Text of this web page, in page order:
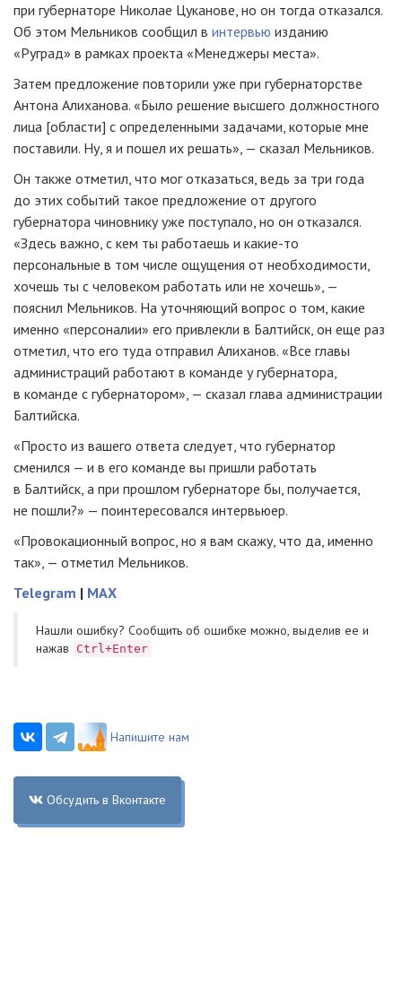
при губернаторе Николае Цуканове, но он тогда отказался.
Об этом Мельников сообщил в интервью изданию
«Руград» в рамках проекта «Менеджеры места».
Затем предложение повторили уже при губернаторстве
Антона Алиханова. «Было решение высшего должностного
лица [области] с определенными задачами, которые мне
поставили. Ну, я и пошел их решать», — сказал Мельников.
Он также отметил, что мог отказаться, ведь за три года
до этих событий такое предложение от другого
губернатора чиновнику уже поступало, но он отказался.
«Здесь важно, с кем ты работаешь и какие-то
персональные в том числе ощущения от необходимости,
хочешь ты с человеком работать или не хочешь», —
пояснил Мельников. На уточняющий вопрос о том, какие
именно «персоналии» его привлекли в Балтийск, он еще раз
отметил, что его туда отправил Алиханов. «Все главы
администраций работают в команде у губернатора,
в команде с губернатором», — сказал глава администрации
Балтийска.
«Просто из вашего ответа следует, что губернатор
сменился — и в его команде вы пришли работать
в Балтийск, а при прошлом губернаторе бы, получается,
не пошли?» — поинтересовался интервьюер.
«Провокационный вопрос, но я вам скажу, что да, именно
так», — отметил Мельников.
Telegram | MAX
Нашли ошибку? Cообщить об ошибке можно, выделив ее и
нажав
Ctrl+Enter
Напишите нам
Обсудить в Вконтакте